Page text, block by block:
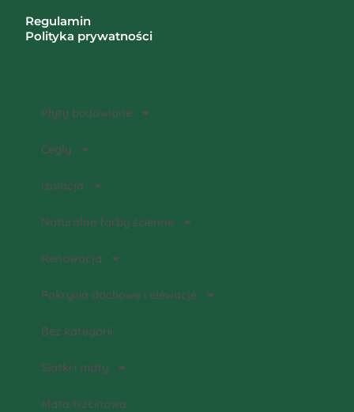
Płyty budowlane
Cegły
Izolacja
Naturalne farby ścienne
Renowacja
Pokrycia dachowe i elewacje
Bez kategorii
Siatki i maty
Mata trzcinowa
Regulamin
Polityka prywatności